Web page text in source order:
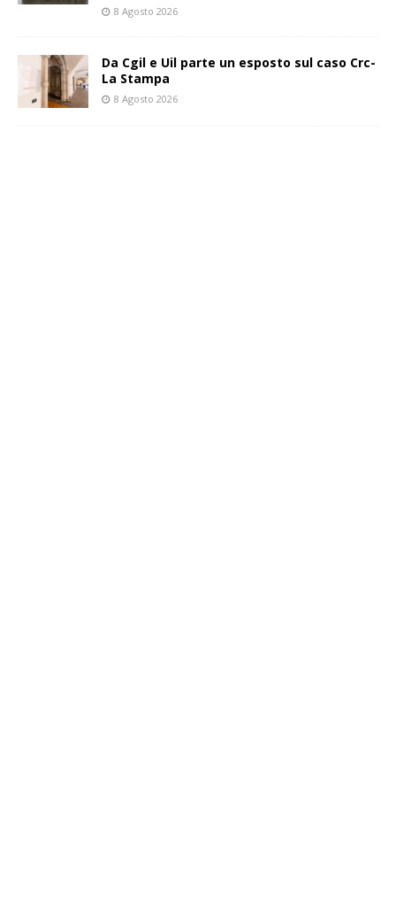
8 Agosto 2026
Da Cgil e Uil parte un esposto sul caso Crc-
La Stampa
8 Agosto 2026